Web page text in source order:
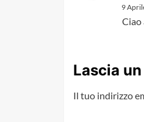
9
Ciao
Lascia
Il tuo indirizzo